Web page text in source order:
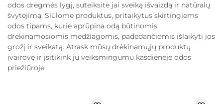
odos drėgmės lygį, suteiksite jai sveiką išvaizdą ir natūralų
švytėjimą. Siūlome produktus, pritaikytus skirtingiems
odos tipams, kurie aprūpina odą būtinomis
drėkinamosiomis medžiagomis, padedančiomis išlaikyti jos
grožį ir sveikatą. Atrask mūsų drėkinamųjų produktų
įvairovę ir įsitikink jų veiksmingumu kasdienėje odos
priežiūroje.